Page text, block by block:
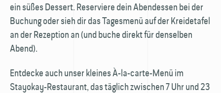
ein süßes Dessert. Reserviere dein Abend­essen bei der
Buchung oder sieh dir das Tagesmenü auf der Kreidetafel
an der Rezeption an (und buche direkt für denselben
Abend).
Entdecke auch unser kleines À-la-carte-Menü im
Stayokay-Restaurant, das täglich zwischen 7 Uhr und 23